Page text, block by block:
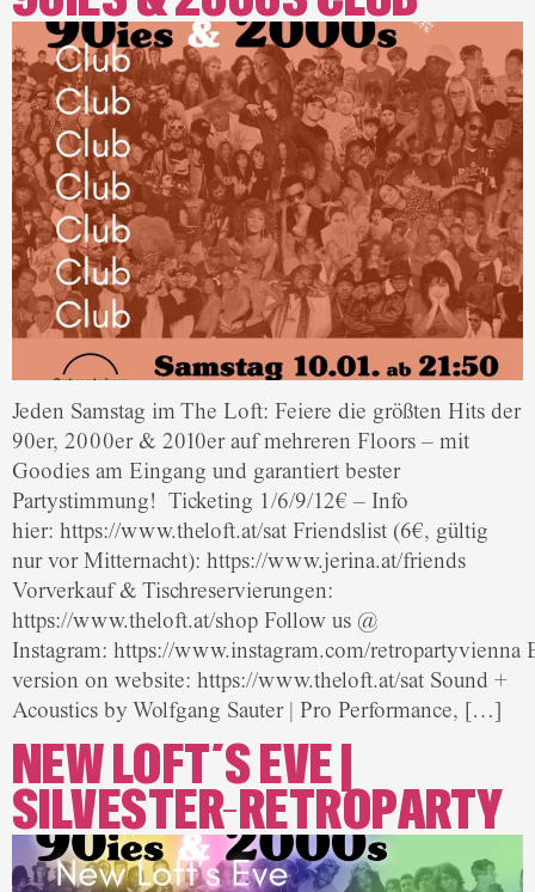
Jeden Samstag im The Loft: Feiere die größten Hits der
90er, 2000er & 2010er auf mehreren Floors – mit
Goodies am Eingang und garantiert bester
Partystimmung! Ticketing 1/6/9/12€ – Info
hier: https://www.theloft.at/sat Friendslist (6€, gültig
nur vor Mitternacht): https://www.jerina.at/friends
Vorverkauf & Tischreservierungen:
https://www.theloft.at/shop Follow us @
Instagram: https://www.instagram.com/retropartyvienna
version on website: https://www.theloft.at/sat Sound +
Acoustics by Wolfgang Sauter | Pro Performance, […]
NEW LOFT´S EVE |
SILVESTER-RETROPARTY